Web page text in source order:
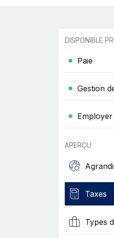
DISPONIBLE
Paie
Gestion
APERÇU
Taxes
Types